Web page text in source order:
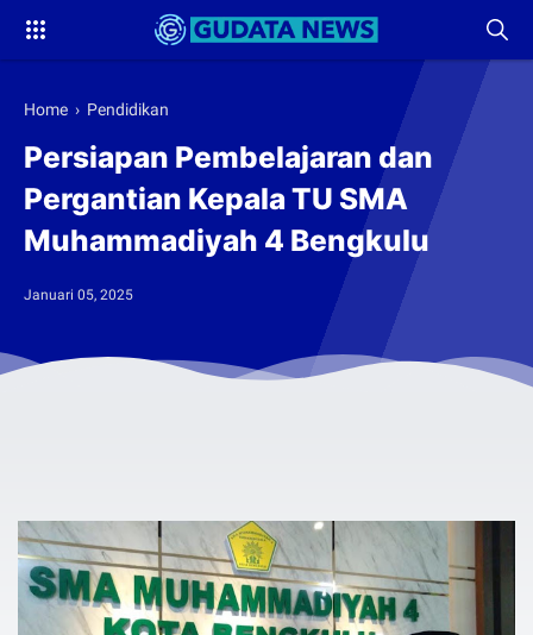
Home › Pendidikan
Persiapan Pembelajaran dan
Pergantian Kepala TU SMA
Muhammadiyah 4 Bengkulu
Januari 05, 2025